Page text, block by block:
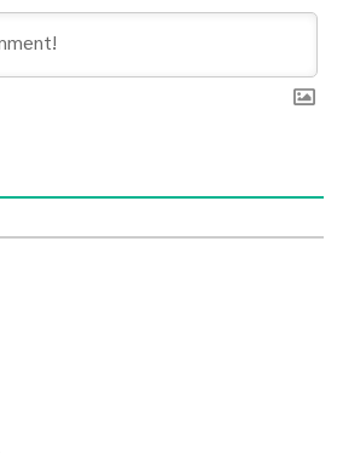
Article Rating